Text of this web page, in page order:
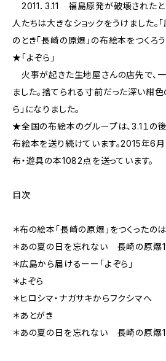
2011．3.11 福島原発が破壊されたと
人たちは大きなショックをうけました。
のとき「長崎の原爆」の布絵本をつくろ
★「よぞら」
火事が起きた生地屋さんの店先で、
ました。捨てられる寸前だった深い紺
ら」になりました。
★全国の布絵本のグループは、3.1１の
布絵本を送り続けています。2015年6
布・遊具の本1082点を送っています。
目次
＊布の絵本「長崎の原爆」をつくったのは
＊あの夏の日を忘れない 長崎の原爆
＊広島から届けるーー「よぞら」
＊よぞら
＊ヒロシマ・ナガサキからフクシマへ
＊あとがき
＊あの夏の日を忘れない 長崎の原爆